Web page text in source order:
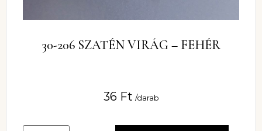
30-206 SZATÉN VIRÁG – FEHÉR
36 Ft /darab